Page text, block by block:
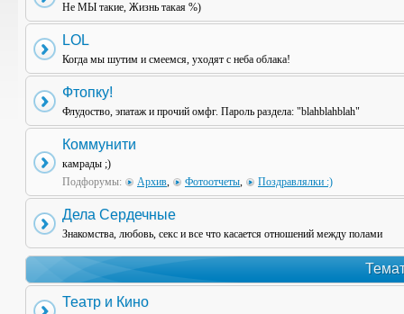
Не МЫ такие, Жизнь такая %)
LOL
Когда мы шутим и смеемся, уходят с неба облака!
Фтопку!
Флудоство, эпатаж и прочий омфг. Пароль раздела: "blahblahblah"
Коммунити
камрады ;)
Подфорумы:
Архив, Фотоотчеты, Поздравлялки :)
Дела Сердечные
Знакомства, любовь, секс и все что касается отношений между полами
Театр и Кино